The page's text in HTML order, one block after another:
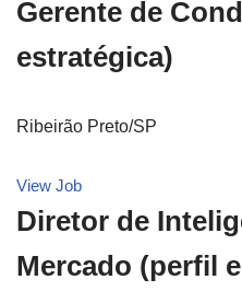
Gerente de
estratégica)
Ribeirão Preto/SP
View Job
Diretor de
Mercado (perfil